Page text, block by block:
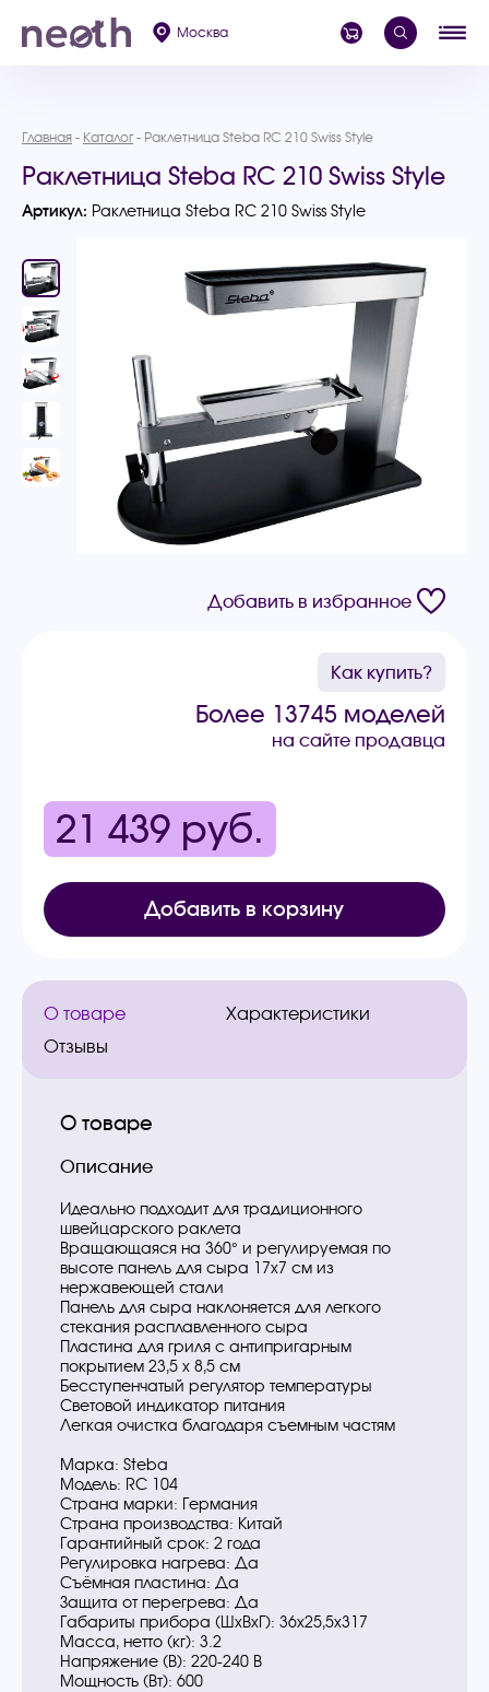
Москва
Главная Каталог Раклетница Steba RC 210 Swiss Style
Раклетница Steba RC 210 Swiss Style
Артикул: Раклетница Steba RC 210 Swiss Style
Добавить в избранное
Как купить?
Более 13745 моделей
на сайте продавца
21 439 руб.
Добавить в корзину
О товаре
Характеристики
Отзывы
О товаре
Описание
Идеально подходит для традиционного
швейцарского раклета
Вращающаяся на 360° и регулируемая по
высоте панель для сыра 17х7 см из
нержавеющей стали
Панель для сыра наклоняется для легкого
стекания расплавленного сыра
Пластина для гриля с антипригарным
покрытием 23,5 x 8,5 см
Бесступенчатый регулятор температуры
Световой индикатор питания
Легкая очистка благодаря съемным частям
Марка: Steba
Модель: RC 104
Страна марки: Германия
Страна производства: Китай
Гарантийный срок: 2 года
Регулировка нагрева: Да
Съёмная пластина: Да
Защита от перегрева: Да
Габариты прибора (ШхВхГ): 36х25,5х317
Масса, нетто (кг): 3.2
Напряжение (В): 220-240 В
Мощность (Вт): 600